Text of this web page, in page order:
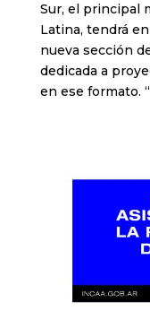
Sur, el principal
Latina, tendrá
nueva sección
dedicada a
en ese formato.